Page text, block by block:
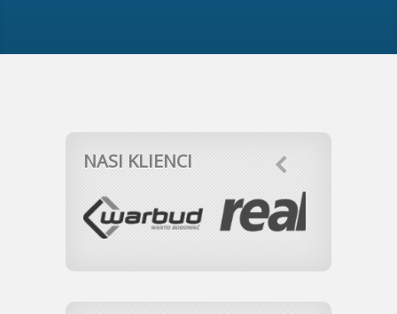
NASI KLIENCI